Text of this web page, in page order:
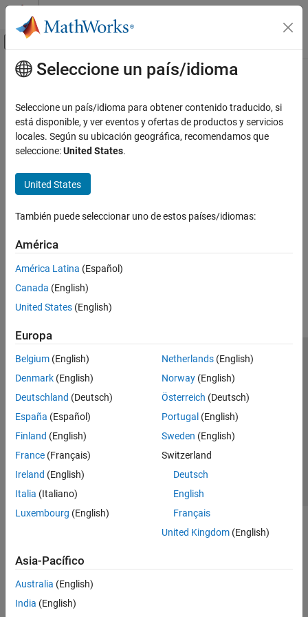
Saltar al contenido
Mostrar/ocultar menú de navegación
Inicio de Documentación
Contenido principal
¿Qué tan útil fue esta traducción?
Seleccione un país/idioma
Seleccione un país/idioma para obtener contenido traducido, si
está disponible, y ver eventos y ofertas de productos y servicios
locales. Según su ubicación geográfica, recomendamos que
seleccione:United States.
United States
También puede seleccionar uno de estos países/idiomas:
América
América Latina (Español)
Canada (English)
United States (English)
Europa
Belgium (English)
Denmark (English)
Deutschland (Deutsch)
España (Español)
Finland (English)
France (Français)
Ireland (English)
Italia (Italiano)
Luxembourg (English)
Netherlands(English)
Norway(English)
Österreich (Deutsch)
Portugal (English)
Sweden (English)
Switzerland
Deutsch
English
Français
United Kingdom(English)
Asia-Pacífico
Australia (English)
India (English)
Centro de confianza
Marcas comerciales
Política de privacidad
Antipiratería
Estado de las aplicaciones
Información de contacto
© 1994-2026 The MathWorks, Inc.